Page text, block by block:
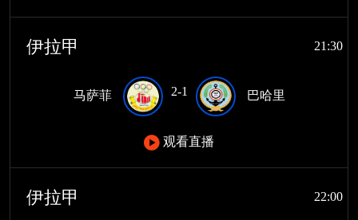
伊拉甲 21:30
马萨菲 2-1 巴哈里
观看直播
伊拉甲 22:00